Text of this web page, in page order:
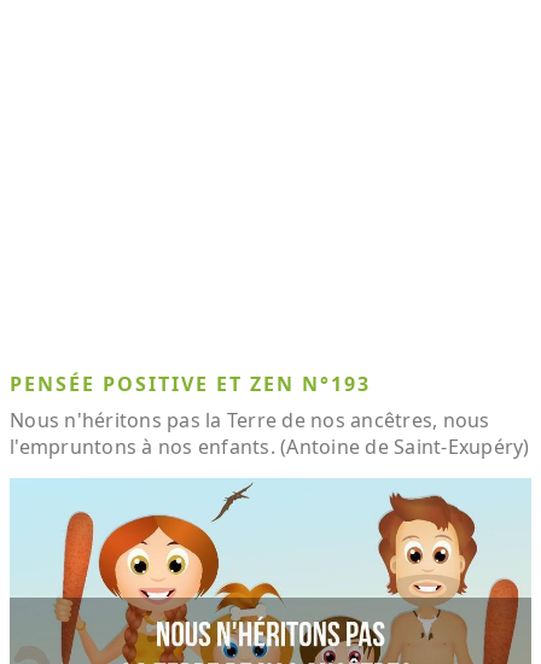
PENSÉE POSITIVE ET ZEN N°193
Nous n'héritons pas la Terre de nos ancêtres, nous
l'empruntons à nos enfants. (Antoine de Saint-Exupéry)